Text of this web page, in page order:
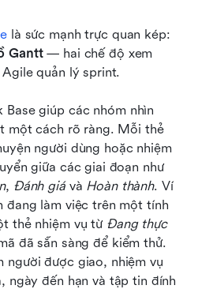
Gantt — hai chế độ xem
quản lý sprint.
Base giúp các nhóm nhìn
một cách rõ ràng. Mỗi thẻ
người dùng hoặc nhiệm
vụ có thể dễ dàng di chuyển giữa các giai đoạn như
, Đánh giá và Hoàn thành. Ví
đang làm việc trên một tính
thẻ nhiệm vụ từ Đang thực
đã sẵn sàng để kiểm thử.
được giao, nhiệm vụ
ngày đến hạn và tập tin đính